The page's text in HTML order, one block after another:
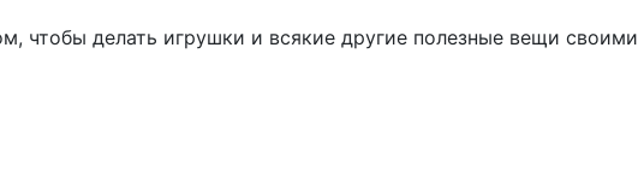
чтобы делать игрушки и всякие другие полезные вещи своими